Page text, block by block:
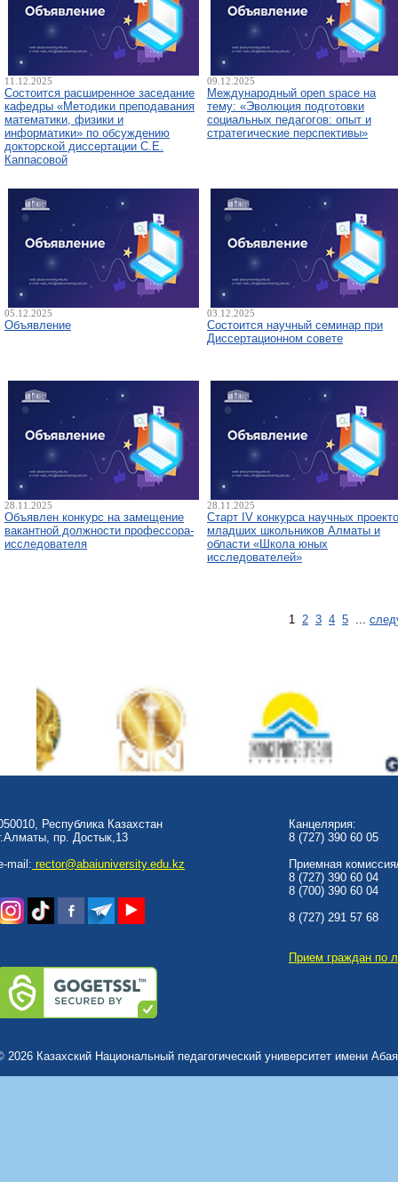
11.12.2025
Состоится расширенное заседание
кафедры «Методики преподавания
математики, физики и
информатики» по обсуждению
докторской диссертации С.Е.
Каппасовой
09.12.2025
Международный open space на
тему: «Эволюция подготовки
социальных педагогов: опыт и
стратегические перспективы»
05.12.2025
Объявление
03.12.2025
Состоится научный семинар при
Диссертационном совете
28.11.2025
Объявлен конкурс на замещение
вакантной должности профессора-
исследователя
28.11.2025
Старт IV конкурса научных
младших школьников Алматы и
области «Школа юных
исследователей»
1 2 3 4 5 ...
Республика Казахстан
пр. Достык,13
mail: rector@abaiuniversity.edu.kz
Канцелярия:
8 (727) 390 60 05
Приемная
8 (727) 390 60 04
8 (700) 390 60 04
8 (727) 291 57 68
Прием граждан по
2026 Казахский Национальный педагогический университет имени Абая